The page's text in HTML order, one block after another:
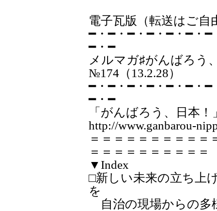
電子瓦版（転送はご自
━・━・━・━・━・━・
━・━
メルマガ♯が
№174（13.2.28）
━・━・━・━・━・━・
━・━
「がんばろう、日本
http://www.ganbarou-
＝＝＝＝＝＝＝＝＝＝
＝＝＝＝＝＝＝＝＝＝
▼Index
□新しい未来の立ち上
を
自治の現場からの多